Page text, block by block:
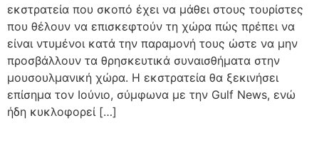
εκστρατεία που σκοπό έχει να μάθει στους τουρίστες
που θέλουν να επισκεφτούν τη χώρα πώς πρέπει να
είναι ντυμένοι κατά την παραμονή τους ώστε να μην
προσβάλλουν τα θρησκευτικά συναισθήματα στην
μουσουλμανική χώρα. Η εκστρατεία θα ξεκινήσει
επίσημα τον Ιούνιο, σύμφωνα με την Gulf News, ενώ
ήδη κυκλοφορεί […]